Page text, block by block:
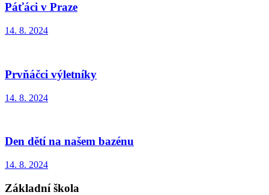
Páťáci v Praze
14. 8. 2024
Prvňáčci výletníky
14. 8. 2024
Den dětí na našem bazénu
14. 8. 2024
Základní škola